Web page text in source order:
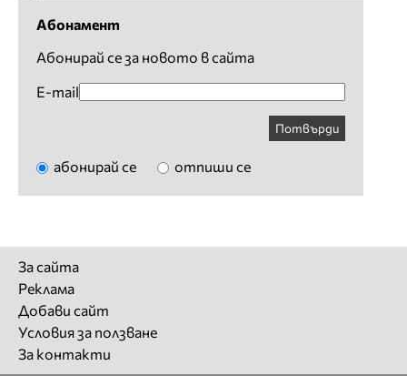
Абонамент
Абонирай се за новото в сайта
E-mail
Потвърди
абонирай се отпиши се
За сайта
Реклама
Добави сайт
Условия за ползване
За контакти